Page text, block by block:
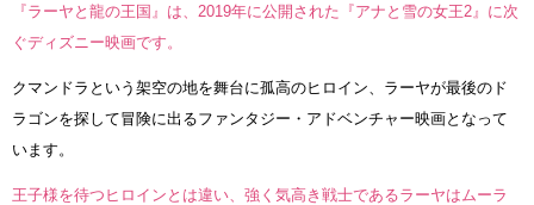
『ラーヤと龍の王国』は、2019年に公開された『アナと雪の女王2』に次
ぐディズニー映画です。
クマンドラという架空の地を舞台に孤高のヒロイン、ラーヤが最後のド
ラゴンを探して冒険に出るファンタジー・アドベンチャー映画となって
います。
王子様を待つヒロインとは違い、強く気高き戦士であるラーヤはムーラ